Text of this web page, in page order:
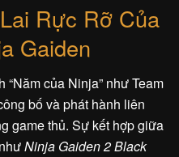
Rực Rỡ Của
Gaiden
của Ninja” như Team
bố và phát hành liên
game thủ. Sự kết hợp giữa
Ninja Gaiden 2 Black